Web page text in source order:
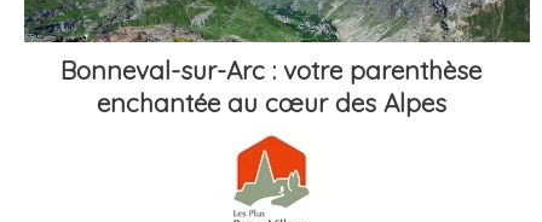
Bonneval-sur-Arc : votre parenthèse
enchantée au cœur des Alpes